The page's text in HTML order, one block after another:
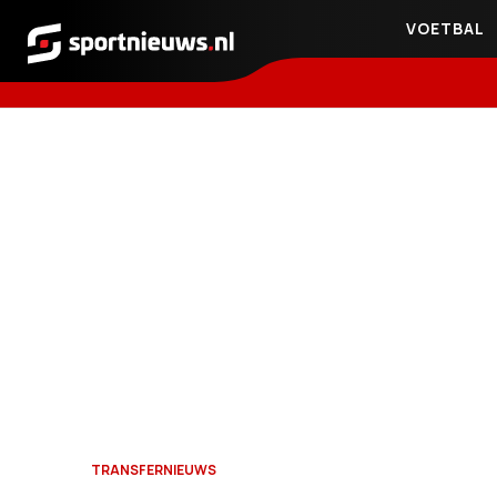
Sportnieuws.nl
VOETBAL
TRANSFERNIEUWS